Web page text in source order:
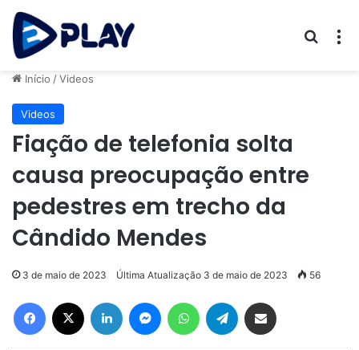
Início /Videos
Videos
Fiação de telefonia solta
causa preocupação entre
pedestres em trecho da
Cândido Mendes
3 de maio de 2023 Última Atualização 3 de maio de 2023 56